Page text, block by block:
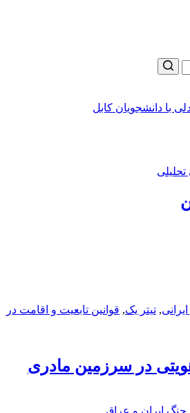
, تیتر یک, قوانین تابعیت و اقامت در
در سرزمین مادری